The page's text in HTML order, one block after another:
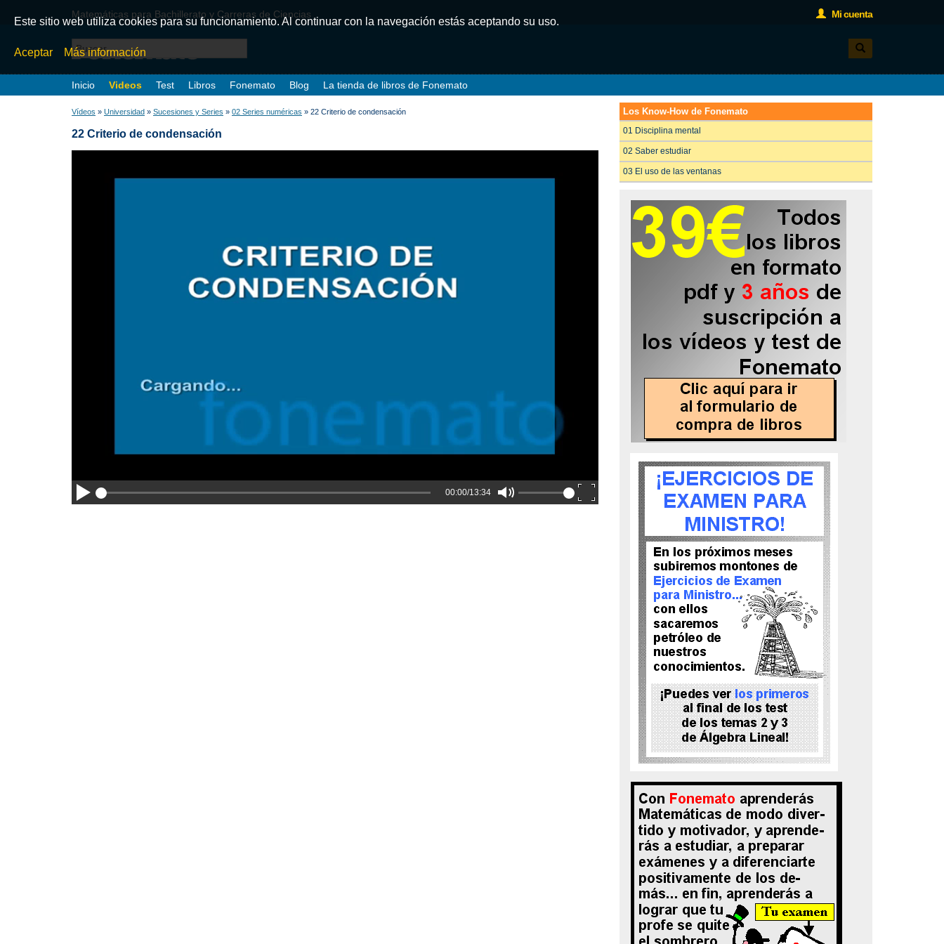
Matemáticas para Bachillerato y Carreras de Ciencias Mi cuenta
Inicio Videos Test Libros Fonemato Blog La tienda de libros de Fonemato
Vídeos » Universidad » Sucesiones y Series » 02 Series numéricas » 22 Criterio de condensación
22 Criterio de condensación
00:00/13:34
Los Know-How de Fonemato
01 Disciplina mental
02 Saber estudiar
03 El uso de las ventanas
Este sitio web utiliza cookies para su funcionamiento. Al continuar con la navegación estás aceptando su uso.
Aceptar Más información